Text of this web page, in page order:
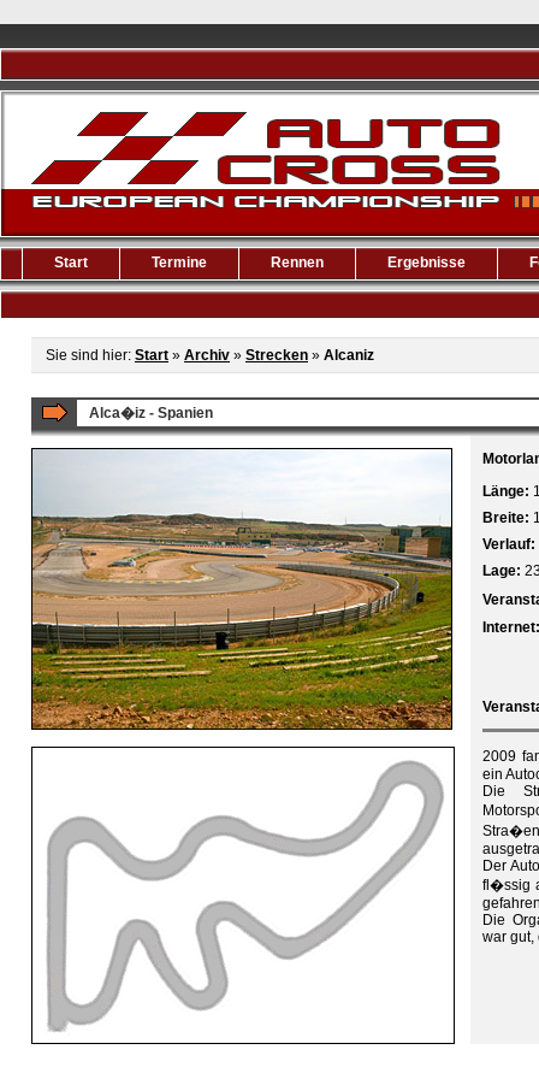
Start Termine Rennen Ergebnisse
Sie sind hier: Start » Archiv » Strecken » Alcaniz
Alca�iz - Spanien
Länge:
Breite:
Verlauf:
Lage:
2009
ein
Die
Der
fl�ssig
Die
war gut,